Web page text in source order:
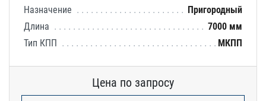
Назначение
Пригородный
Длина
7000 мм
Тип КПП
МКПП
Цена по запросу